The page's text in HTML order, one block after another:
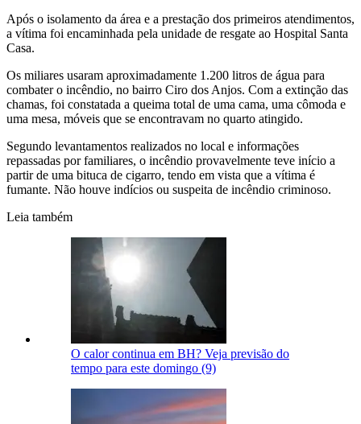
Após o isolamento da área e a prestação dos primeiros atendimentos,
a vítima foi encaminhada pela unidade de resgate ao Hospital Santa
Casa.
Os miliares usaram aproximadamente 1.200 litros de água para
combater o incêndio, no bairro Ciro dos Anjos. Com a extinção das
chamas, foi constatada a queima total de uma cama, uma cômoda e
uma mesa, móveis que se encontravam no quarto atingido.
Segundo levantamentos realizados no local e informações
repassadas por familiares, o incêndio provavelmente teve início a
partir de uma bituca de cigarro, tendo em vista que a vítima é
fumante. Não houve indícios ou suspeita de incêndio criminoso.
Leia também
O calor continua em BH? Veja previsão do
tempo para este domingo (9)